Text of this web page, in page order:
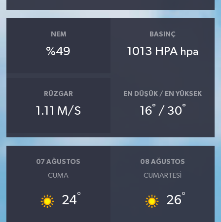
NEM
%49
BASINÇ
1013 HPA hpa
RÜZGAR
1.11 M/S
EN DÜŞÜK / EN YÜKSEK
16° / 30°
07 AĞUSTOS
CUMA
24°
08 AĞUSTOS
CUMARTESI
26°